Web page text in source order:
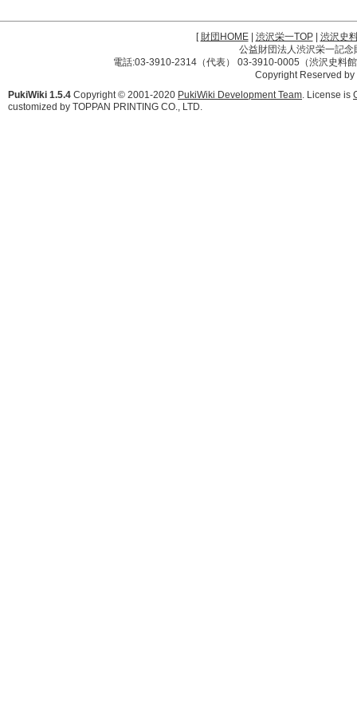
[財団HOME| 渋沢栄一TOP| 渋沢史
公益財団法人渋沢栄一記
電話:03-3910-2314（代表） 03-3910-0005（渋沢史料
Copyright Reserved
PukiWiki 1.5.4 Copyright © 2001-2020 PukiWiki Development Team. License is
customized by TOPPAN PRINTING CO., LTD.